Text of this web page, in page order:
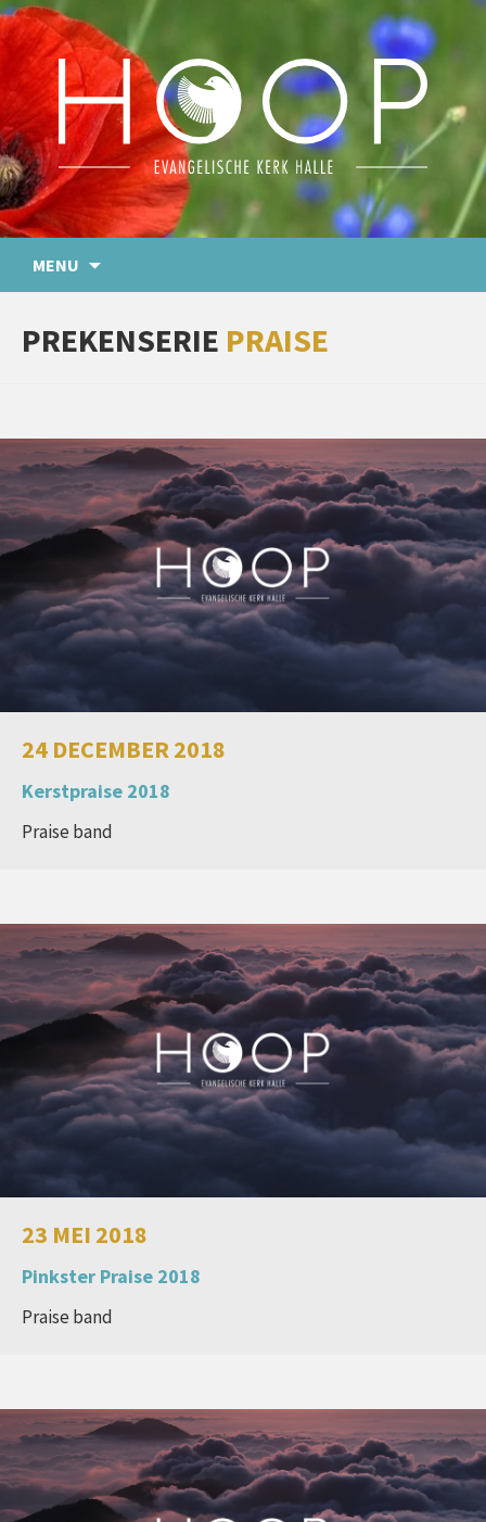
MENU
PREKENSERIE PRAISE
24 DECEMBER 2018
Kerstpraise 2018
Praise band
23 MEI 2018
Pinkster Praise 2018
Praise band